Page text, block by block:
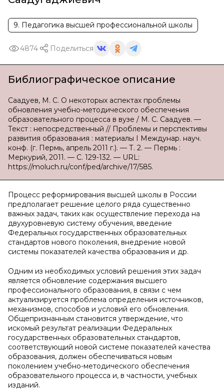
9. Педагогика высшей профессиональной школы
4874 Поделиться
Библиографическое описание
Саадуев, М. С. О некоторых аспектах проблемы
обновления учебно-методического обеспечения
образовательного процесса в вузе / М. С. Саадуев. —
Текст : непосредственный // Проблемы и перспективы
развития образования : материалы I Междунар. науч.
конф. (г. Пермь, апрель 2011 г.). — Т. 2. — Пермь :
Меркурий, 2011. — С. 129-132. — URL:
https://moluch.ru/conf/ped/archive/17/585.
Процесс реформирования высшей школы в России
предполагает решение целого ряда существенно
важных задач, таких как осуществление перехода на
двухуровневую систему обучения, введение
Федеральных государственных образовательных
стандартов нового поколения, внедрение новой
системы показателей качества образования и др.
Одним из необходимых условий решения этих задач
является обновление содержания высшего
профессионального образования, в связи с чем
актуализируется проблема определения источников,
механизмов, способов и условий его обновления.
Общепризнанным становится утверждение, что
искомый результат реализации Федеральных
государственных образовательных стандартов,
соответствующий новой системе показателей качества
образования, должен обеспечиваться новым
поколением учебно-методического обеспечения
образовательного процесса и, в частности, учебных
изданий.